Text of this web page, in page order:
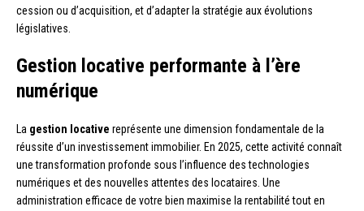
cession ou d’acquisition, et d’adapter la stratégie aux évolutions
législatives.
Gestion locative performante à l’ère
numérique
La gestion locative représente une dimension fondamentale de la
réussite d’un investissement immobilier. En 2025, cette activité connaît
une transformation profonde sous l’influence des technologies
numériques et des nouvelles attentes des locataires. Une
administration efficace de votre bien maximise la rentabilité tout en